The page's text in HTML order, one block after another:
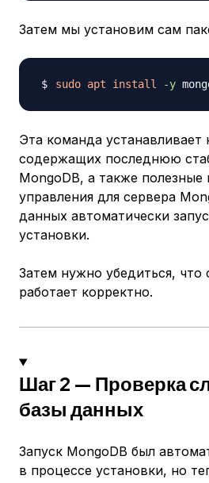
Затем мы установим сам
sudo apt install -y
Эта команда устанавливает
содержащих последнюю
MongoDB, а также
управления для сервера
данных автоматически
установки.
Затем нужно убедиться, что
работает корректно.
Шаг 2 — Проверка
базы данных
Запуск MongoDB был
в процессе установки, но